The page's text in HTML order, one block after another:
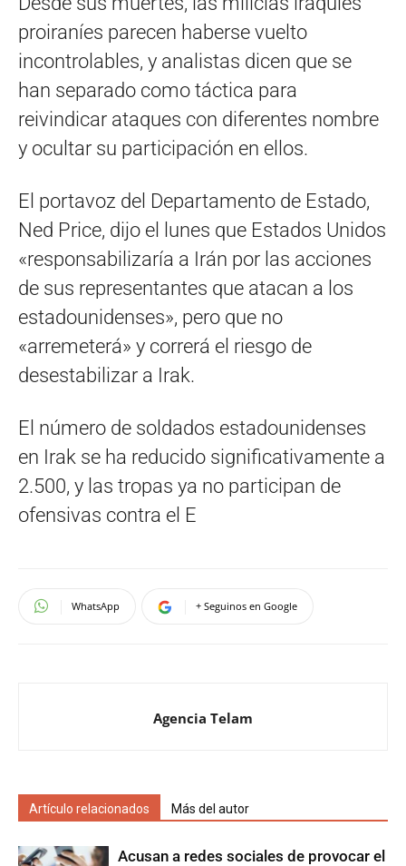
proiraníes parecen haberse vuelto
incontrolables, y analistas dicen que se
han separado como táctica para
reivindicar ataques con diferentes nombre
y ocultar su participación en ellos.
El portavoz del Departamento de Estado,
Ned Price, dijo el lunes que Estados Unidos
«responsabilizaría a Irán por las acciones
de sus representantes que atacan a los
estadounidenses», pero que no
«arremeterá» y correrá el riesgo de
desestabilizar a Irak.
El número de soldados estadounidenses
en Irak se ha reducido significativamente a
2.500, y las tropas ya no participan de
ofensivas contra el E
WhatsApp + Seguinos en Google
Agencia Telam
Artículo relacionados Más del autor
Acusan a redes sociales de provocar el